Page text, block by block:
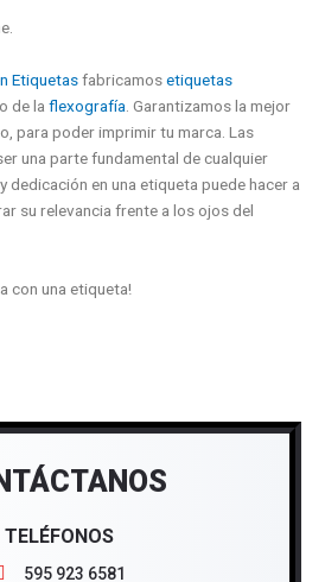
Etiquetasfabricamosetiquetas
de la flexografía . Garantizamos la mejor
para poder imprimir tu marca. Las
una parte fundamental de cualquier
dedicación en una etiqueta puede hacer a
su relevancia frente a los ojos del
con una etiqueta!
TELÉFONOS
595 923 6581